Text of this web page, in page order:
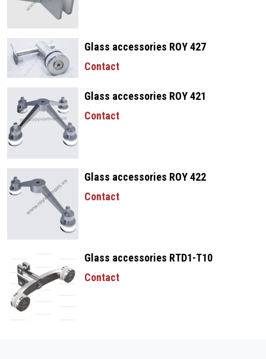
Glass accessories ROY 427
Contact
Glass accessories ROY 421
Contact
Glass accessories ROY 422
Contact
Glass accessories RTD1-T10
Contact